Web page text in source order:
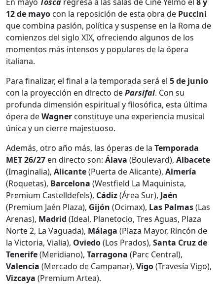
12 de mayo con la reposición de esta obra de Puccini
que combina pasión, política y suspense en la Roma de
comienzos del siglo XIX, ofreciendo algunos de los
momentos más intensos y populares de la ópera
italiana.
Para finalizar, el final a la temporada será el 5 de junio
con la proyección en directo deParsifal. Con su
profunda dimensión espiritual y filosófica, esta última
ópera deWagner constituye una experiencia musical
única y un cierre majestuoso.
Además, otro año más, las óperas de la Temporada
MET26/27 en directo son: Álava (Boulevard), Albacete
(Imaginalia), Alicante(Puerta de Alicante), Almería
(Roquetas), Barcelona (Westfield La Maquinista,
Premium Castelldefels), Cádiz(Área Sur), Jaén
(Premium Jaén Plaza), Gijón (Ocimax), Las Palmas(Las
Arenas), Madrid (Ideal, Planetocio, Tres Aguas, Plaza
Norte 2, La Vaguada), Málaga (Plaza Mayor, Rincón de
la Victoria, Vialia), Oviedo(Los Prados), Santa Cruz de
Tenerife(Meridiano), Tarragona (Parc Central),
Valencia (Mercado de Campanar), Vigo(Travesía Vigo),
Vizcaya (Premium Artea).